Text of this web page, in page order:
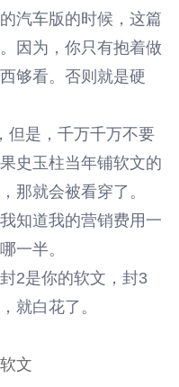
汽车版的时候，这篇
因为，你只有抱着做
够看。否则就是硬
是，千万千万不要
史玉柱当年铺软文的
那就会被看穿了。
道我的营销费用一
一半。
2是你的软文，封3
就白花了。
文